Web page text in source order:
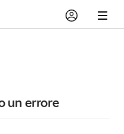
un errore